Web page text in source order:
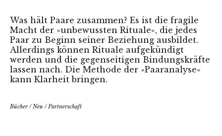
Was hält Paare zusammen? Es ist die fragile
Macht der »unbewussten Rituale«, die jedes
Paar zu Beginn seiner Beziehung ausbildet.
Allerdings können Rituale aufgekündigt
werden und die gegenseitigen Bindungskräfte
lassen nach. Die Methode der »Paaranalyse«
kann Klarheit bringen.
Bücher/ Neu / Partnerschaft